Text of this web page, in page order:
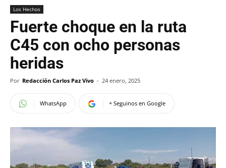
Los Hechos
Fuerte choque en la ruta
C45 con ocho personas
heridas
Por Redacción Carlos Paz Vivo - 24 enero, 2025
WhatsApp + Seguinos en Google